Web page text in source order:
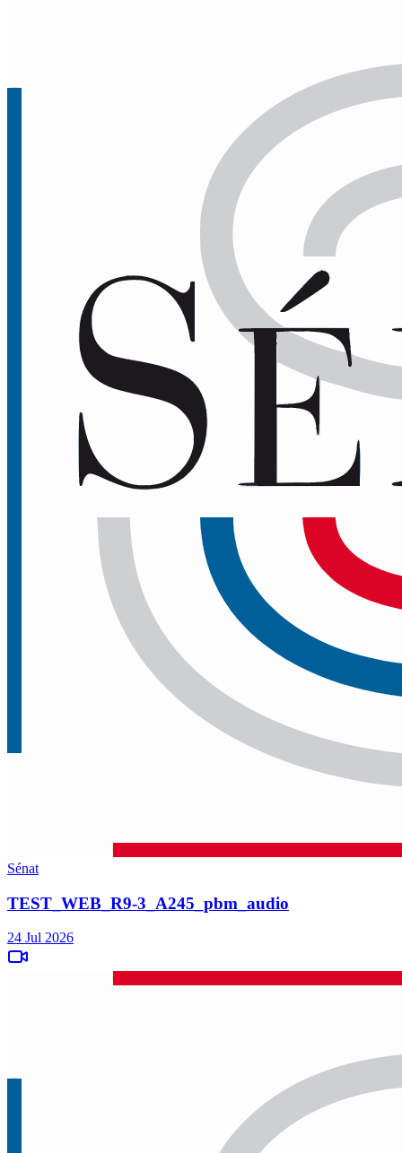
Sénat
TEST_WEB_R9-3_A245_pbm_audio
24 Jul 2026